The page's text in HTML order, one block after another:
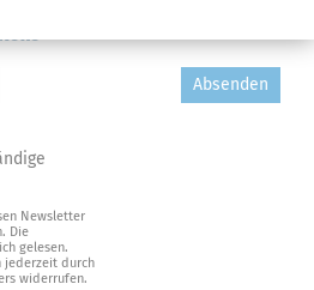
Absenden
Newsletter
Die
gelesen.
jederzeit durch
widerrufen.